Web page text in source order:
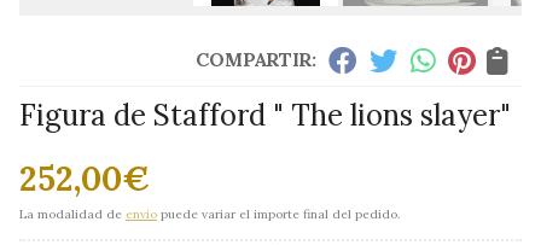
COMPARTIR:
Figura de Stafford " The lions slayer"
252,00€
La modalidad de envío puede variar el importe final del pedido.